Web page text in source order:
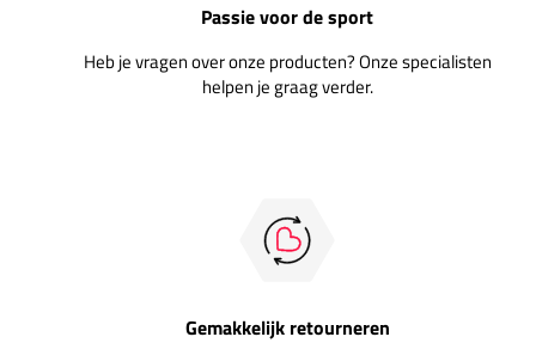
Passie voor de sport
Heb je vragen over onze producten? Onze specialisten
helpen je graag verder.
Gemakkelijk retourneren